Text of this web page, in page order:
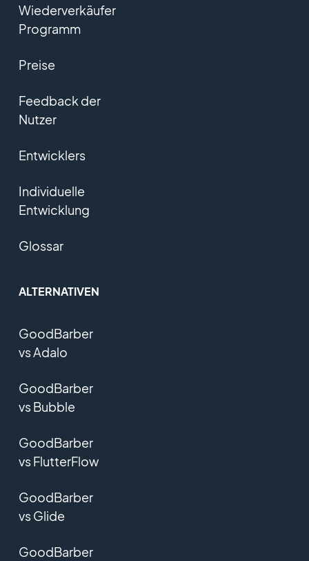
Wiederverkäufer
Programm
Preise
Feedback der
Nutzer
Entwicklers
Individuelle
Entwicklung
Glossar
ALTERNATIVEN
GoodBarber
vs Adalo
GoodBarber
vs Bubble
GoodBarber
vs FlutterFlow
GoodBarber
vs Glide
GoodBarber